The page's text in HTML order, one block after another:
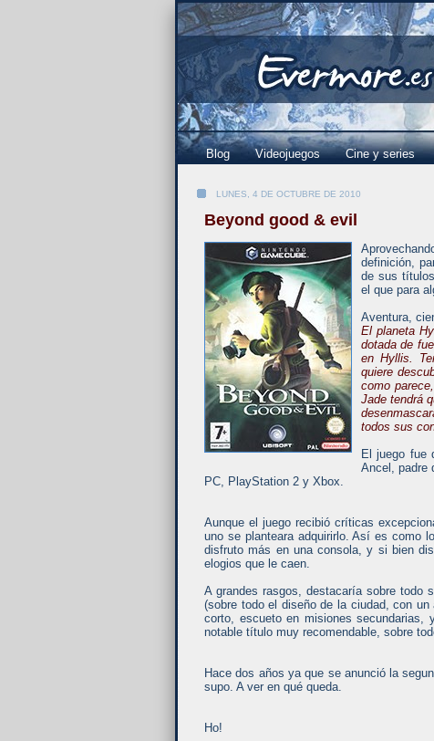
Blog Videojuegos Cine y series
LUNES, 4 DE OCTUBRE DE 2010
Beyond good & evil
definición,
de sus
el que para
Aventura,
El planeta
dotada de
en Hyllis.
quiere
como
Jade tendrá
todos sus
El juego fue
Ancel, padre
PC, PlayStation 2 y Xbox.
Aunque el juego recibió críticas
uno se planteara adquirirlo. Así es como
disfruto más en una consola, y si bien
elogios que le caen.
A grandes rasgos, destacaría sobre todo
(sobre todo el diseño de la ciudad, con
corto, escueto en misiones
notable título muy recomendable, sobre
Hace dos años ya que se anunció la
supo. A ver en qué queda.
Ho!